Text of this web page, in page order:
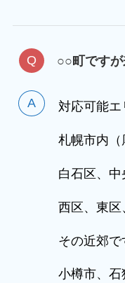
○○町です
対応可能エ
札幌市内（
白石区、中
西区、東
その近郊で
小樽市、石